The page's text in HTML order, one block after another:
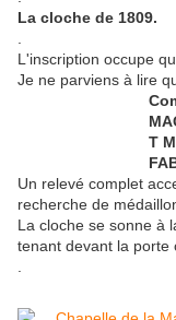
La cloche de 1809.
L'inscription occupe
Je ne parviens à lire
T
Un relevé complet
recherche de
La cloche se sonne à
tenant devant la porte